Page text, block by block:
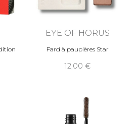
EYE OF HORUS
Fard à paupières Star
12,00